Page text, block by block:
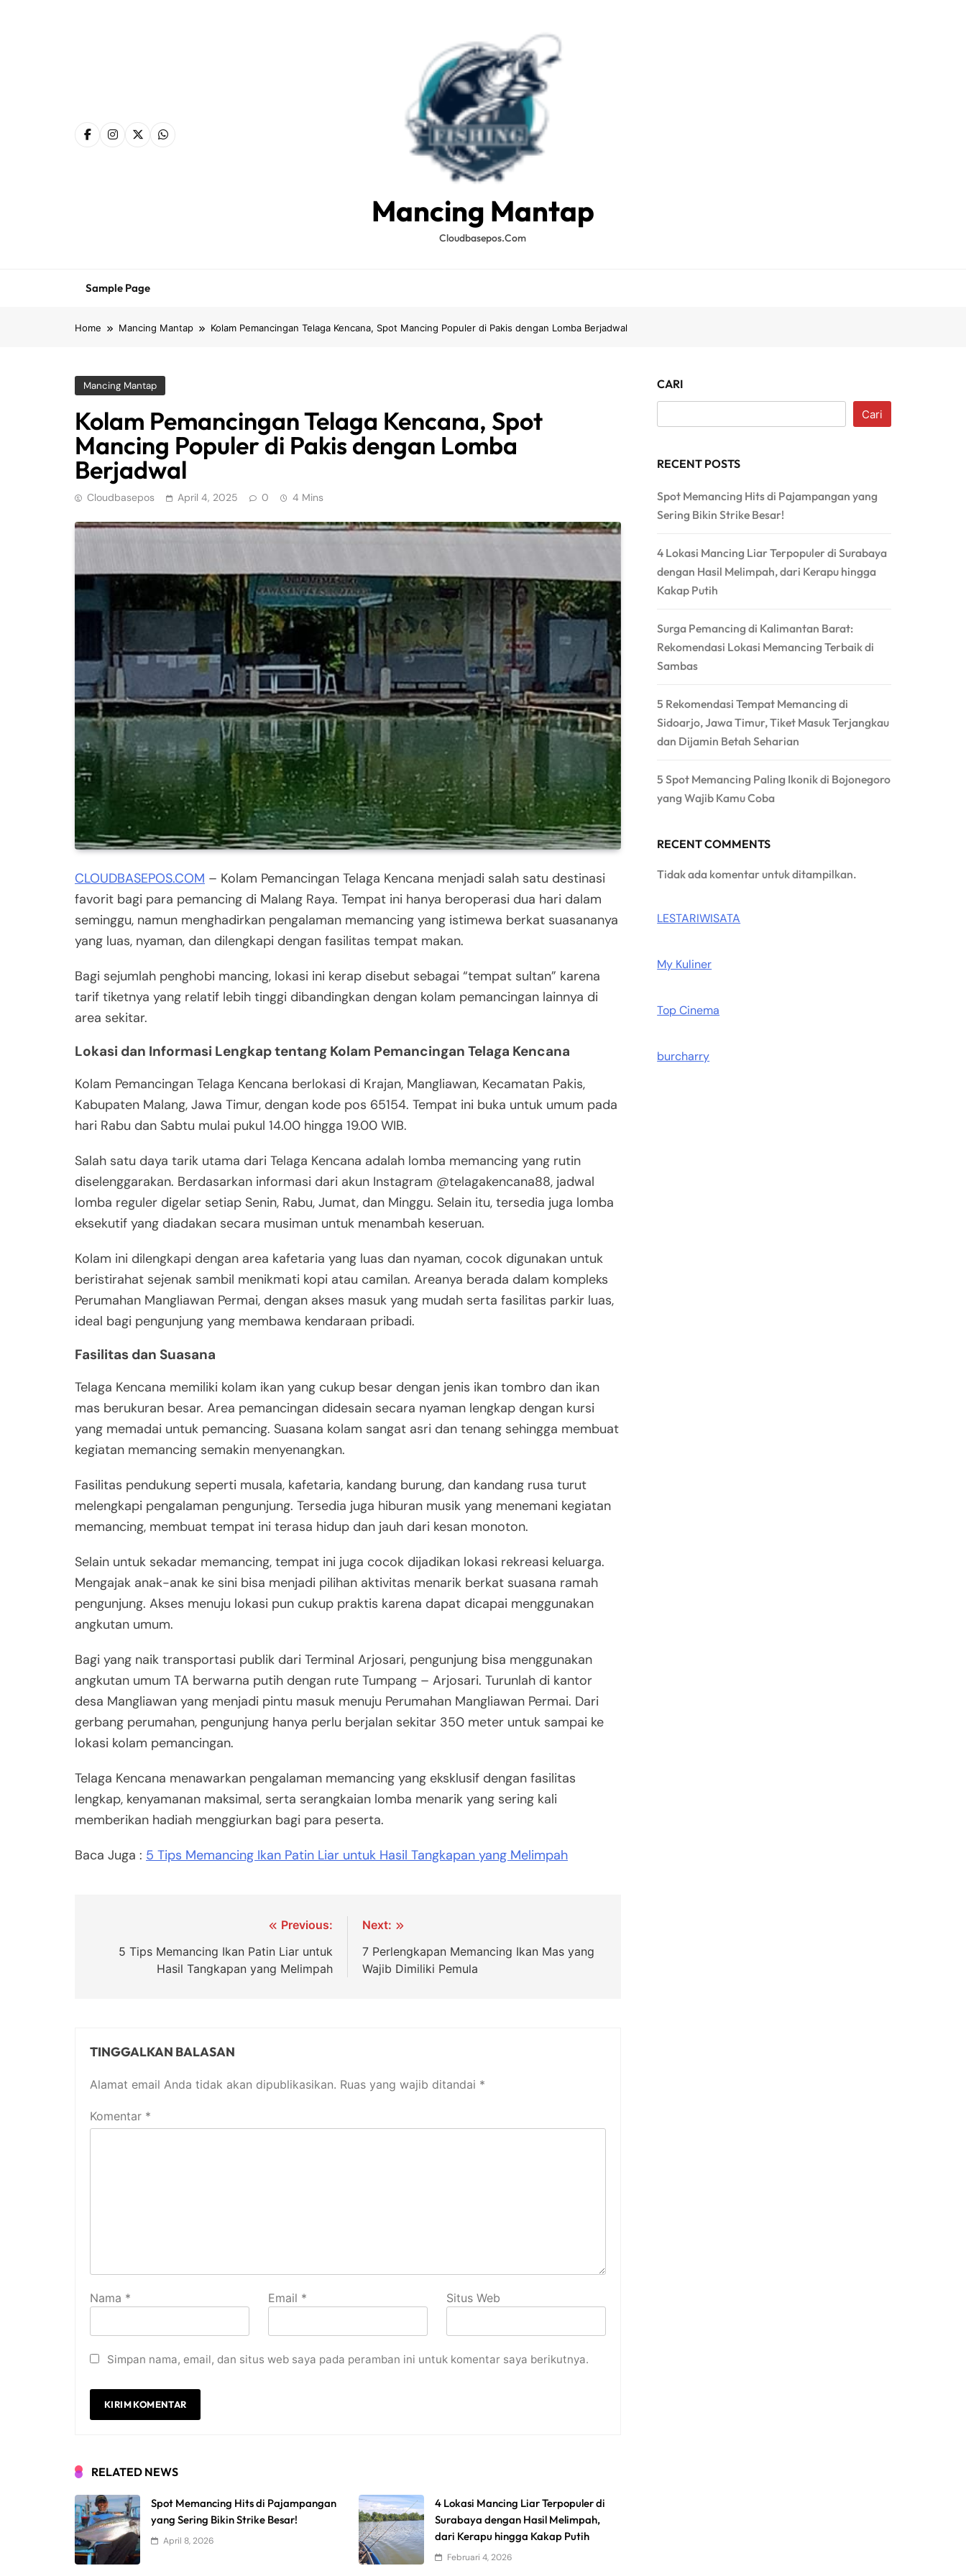
Mancing Mantap
Cloudbasepos.com
Sample Page
Home Mancing Mantap Kolam Pemancingan Telaga Kencana, Spot Mancing Populer di Pakis dengan Lomba Berjadwal
Mancing Mantap
Kolam Pemancingan Telaga Kencana, Spot
Mancing Populer di Pakis dengan Lomba
Berjadwal
Cloudbasepos April 4, 2025 0 4 Mins
CLOUDBASEPOS.COM – Kolam Pemancingan Telaga Kencana menjadi salah satu destinasi
favorit bagi para pemancing di Malang Raya. Tempat ini hanya beroperasi dua hari dalam
seminggu, namun menghadirkan pengalaman memancing yang istimewa berkat suasananya
yang luas, nyaman, dan dilengkapi dengan fasilitas tempat makan.
Bagi sejumlah penghobi mancing, lokasi ini kerap disebut sebagai “tempat sultan” karena
tarif tiketnya yang relatif lebih tinggi dibandingkan dengan kolam pemancingan lainnya di
area sekitar.
Lokasi dan Informasi Lengkap tentang Kolam Pemancingan Telaga Kencana
Kolam Pemancingan Telaga Kencana berlokasi di Krajan, Mangliawan, Kecamatan Pakis,
Kabupaten Malang, Jawa Timur, dengan kode pos 65154. Tempat ini buka untuk umum pada
hari Rabu dan Sabtu mulai pukul 14.00 hingga 19.00 WIB.
Salah satu daya tarik utama dari Telaga Kencana adalah lomba memancing yang rutin
diselenggarakan. Berdasarkan informasi dari akun Instagram @telagakencana88, jadwal
lomba reguler digelar setiap Senin, Rabu, Jumat, dan Minggu. Selain itu, tersedia juga lomba
eksekutif yang diadakan secara musiman untuk menambah keseruan.
Kolam ini dilengkapi dengan area kafetaria yang luas dan nyaman, cocok digunakan untuk
beristirahat sejenak sambil menikmati kopi atau camilan. Areanya berada dalam kompleks
Perumahan Mangliawan Permai, dengan akses masuk yang mudah serta fasilitas parkir luas,
ideal bagi pengunjung yang membawa kendaraan pribadi.
Fasilitas dan Suasana
Telaga Kencana memiliki kolam ikan yang cukup besar dengan jenis ikan tombro dan ikan
mas berukuran besar. Area pemancingan didesain secara nyaman lengkap dengan kursi
yang memadai untuk pemancing. Suasana kolam sangat asri dan tenang sehingga membuat
kegiatan memancing semakin menyenangkan.
Fasilitas pendukung seperti musala, kafetaria, kandang burung, dan kandang rusa turut
melengkapi pengalaman pengunjung. Tersedia juga hiburan musik yang menemani kegiatan
memancing, membuat tempat ini terasa hidup dan jauh dari kesan monoton.
Selain untuk sekadar memancing, tempat ini juga cocok dijadikan lokasi rekreasi keluarga.
Mengajak anak-anak ke sini bisa menjadi pilihan aktivitas menarik berkat suasana ramah
pengunjung. Akses menuju lokasi pun cukup praktis karena dapat dicapai menggunakan
angkutan umum.
Bagi yang naik transportasi publik dari Terminal Arjosari, pengunjung bisa menggunakan
angkutan umum TA berwarna putih dengan rute Tumpang – Arjosari. Turunlah di kantor
desa Mangliawan yang menjadi pintu masuk menuju Perumahan Mangliawan Permai. Dari
gerbang perumahan, pengunjung hanya perlu berjalan sekitar 350 meter untuk sampai ke
lokasi kolam pemancingan.
Telaga Kencana menawarkan pengalaman memancing yang eksklusif dengan fasilitas
lengkap, kenyamanan maksimal, serta serangkaian lomba menarik yang sering kali
memberikan hadiah menggiurkan bagi para peserta.
Baca Juga : 5 Tips Memancing Ikan Patin Liar untuk Hasil Tangkapan yang Melimpah
Previous:
5 Tips Memancing Ikan Patin Liar untuk
Hasil Tangkapan yang Melimpah
Next:
7 Perlengkapan Memancing Ikan Mas yang
Wajib Dimiliki Pemula
TINGGALKAN BALASAN
Alamat email Anda tidak akan dipublikasikan. Ruas yang wajib ditandai *
Komentar *
Nama * Email * Situs Web
Simpan nama, email, dan situs web saya pada peramban ini untuk komentar saya berikutnya.
RELATED NEWS
Spot Memancing Hits di Pajampangan
yang Sering Bikin Strike Besar!
April 8, 2026
4 Lokasi Mancing Liar Terpopuler di
Surabaya dengan Hasil Melimpah,
dari Kerapu hingga Kakap Putih
Februari 4, 2026
CARI
Cari
RECENT POSTS
Spot Memancing Hits di Pajampangan yang
Sering Bikin Strike Besar!
4 Lokasi Mancing Liar Terpopuler di Surabaya
dengan Hasil Melimpah, dari Kerapu hingga
Kakap Putih
Surga Pemancing di Kalimantan Barat:
Rekomendasi Lokasi Memancing Terbaik di
Sambas
5 Rekomendasi Tempat Memancing di
Sidoarjo, Jawa Timur, Tiket Masuk Terjangkau
dan Dijamin Betah Seharian
5 Spot Memancing Paling Ikonik di Bojonegoro
yang Wajib Kamu Coba
RECENT COMMENTS
Tidak ada komentar untuk ditampilkan.
LESTARIWISATA
My Kuliner
Top Cinema
burcharry